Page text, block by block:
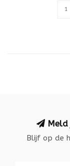
Meld
Blijf op de